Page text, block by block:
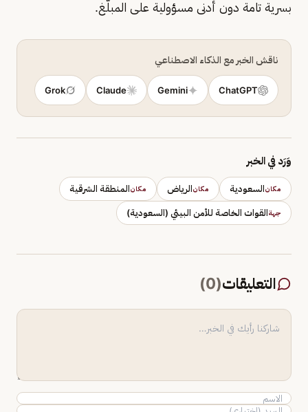
بسرية تامة دون أدنى مسؤولية على المبلّغ.
ناقش الخبر مع الذكاء الاصطناعي
ChatGPT
Gemini
Claude
Grok
وَرَد في الخبر
مكانالسعودية مكانالرياض مكانالمنطقة الشرقية
جهةالقوات الخاصة للأمن البيئي (السعودية)
التعليقات(
0
)